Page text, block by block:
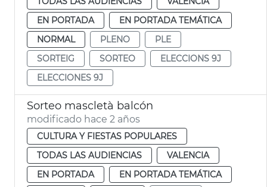
EN PORTADA
EN PORTADA TEMÁTICA
NORMAL
PLENO
PLE
SORTEIG
SORTEO
ELECCIONS 9J
ELECCIONES 9J
Sorteo mascletà balcón
modificado hace 2 años
CULTURA Y FIESTAS POPULARES
TODAS LAS AUDIENCIAS
VALENCIA
EN PORTADA
EN PORTADA TEMÁTICA